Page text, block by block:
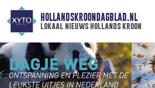
HOLLANDSKROONDAGBLAD.NL
lokaal nieuws hollands kroon